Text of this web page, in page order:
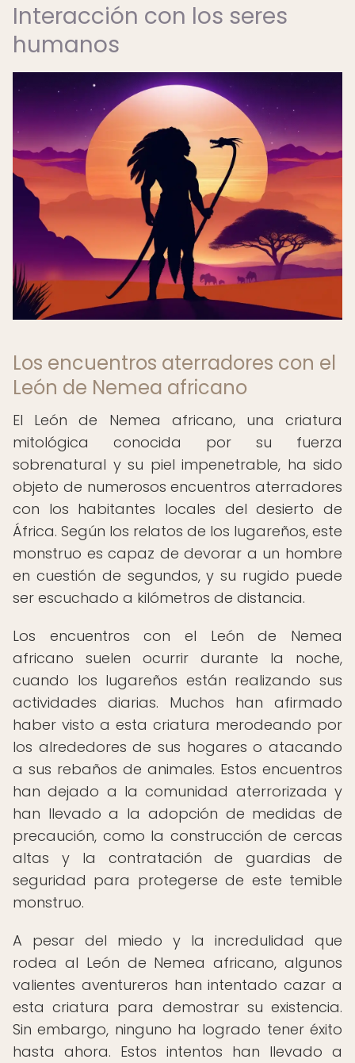
Interacción con los seres
humanos
Los encuentros aterradores con el
León de Nemea africano
El León de Nemea africano, una criatura
mitológica conocida por su fuerza
sobrenatural y su piel impenetrable, ha sido
objeto de numerosos encuentros aterradores
con los habitantes locales del desierto de
África. Según los relatos de los lugareños, este
monstruo es capaz de devorar a un hombre
en cuestión de segundos, y su rugido puede
ser escuchado a kilómetros de distancia.
Los encuentros con el León de Nemea
africano suelen ocurrir durante la noche,
cuando los lugareños están realizando sus
actividades diarias. Muchos han afirmado
haber visto a esta criatura merodeando por
los alrededores de sus hogares o atacando
a sus rebaños de animales. Estos encuentros
han dejado a la comunidad aterrorizada y
han llevado a la adopción de medidas de
precaución, como la construcción de cercas
altas y la contratación de guardias de
seguridad para protegerse de este temible
monstruo.
A pesar del miedo y la incredulidad que
rodea al León de Nemea africano, algunos
valientes aventureros han intentado cazar a
esta criatura para demostrar su existencia.
Sin embargo, ninguno ha logrado tener éxito
hasta ahora. Estos intentos han llevado a